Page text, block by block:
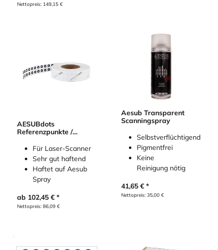
Nettopreis: 149,15 €
AESUBdots
Referenzpunkte /
Für Laser-Scanner
Sehr gut haftend
Haftet auf Aesub
Spray
ab 102,45 €
Nettopreis: 86,09 €
Aesub Transparent
Scanningspray
Selbstverflüchtigend
Pigmentfrei
Keine
Reinigung nötig
41,65€
Nettopreis: 35,00€